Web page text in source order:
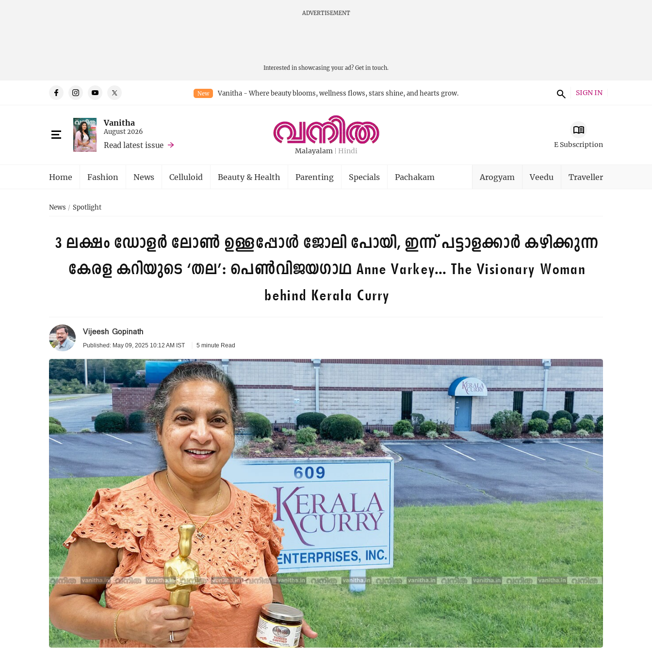
ADVERTISEMENT
Interested in showcasing your ad? Get in touch.
New Vanitha - Where beauty blooms, wellness flows, stars shine, and hearts grow. SIGN IN
Vanitha
August 2026
Read latest issue
Malayalam Hindi
E Subscription
Home Fashion News Celluloid Beauty & Health Parenting Specials Pachakam Arogyam Veedu Traveller
News Spotlight
3 ലക്ഷം ഡോളർ ലോൺ ഉള്ളപ്പോൾ ജോലി പോയി, ഇന്ന് പട്ടാളക്കാർ കഴിക്കുന്ന
കേരള കറിയുടെ ‘തല’: പെൺവിജയഗാഥ Anne Varkey... The Visionary Woman
behind Kerala Curry
Vijeesh Gopinath
Published: May 09, 2025 10:12 AM IST 5 minute Read